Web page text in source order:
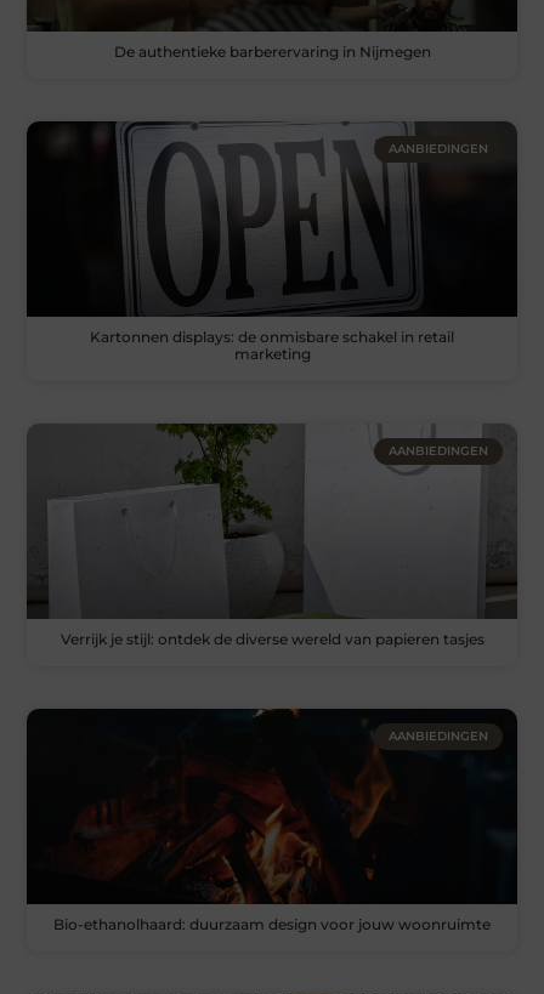
De authentieke barberervaring in Nijmegen
AANBIEDINGEN
Kartonnen displays: de onmisbare schakel in retail
marketing
AANBIEDINGEN
Verrijk je stijl: ontdek de diverse wereld van papieren tasjes
AANBIEDINGEN
Bio-ethanolhaard: duurzaam design voor jouw woonruimte